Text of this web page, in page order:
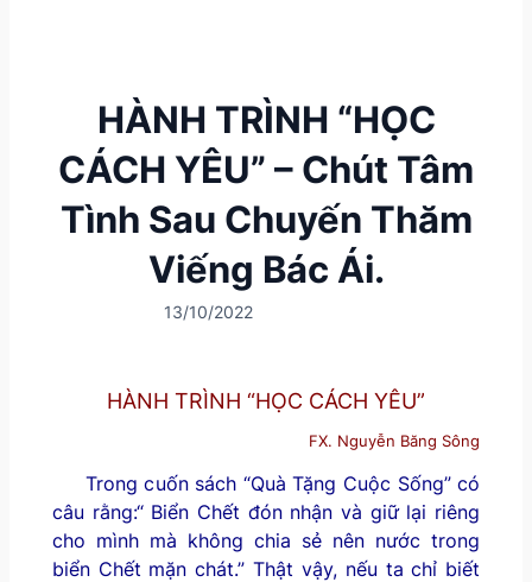
HÀNH TRÌNH “HỌC
CÁCH YÊU” – Chút Tâm
Tình Sau Chuyến Thăm
Viếng Bác Ái.
13/10/2022
HÀNH TRÌNH “HỌC CÁCH YÊU”
FX. Nguyễn Băng Sông
Trong cuốn sách “Quà Tặng Cuộc Sống” có
câu rằng:“ Biển Chết đón nhận và giữ lại riêng
cho mình mà không chia sẻ nên nước trong
biển Chết mặn chát.” Thật vậy, nếu ta chỉ biết